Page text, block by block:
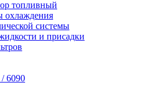
топливный
охлаждения
системы
и присадки
/ 6090